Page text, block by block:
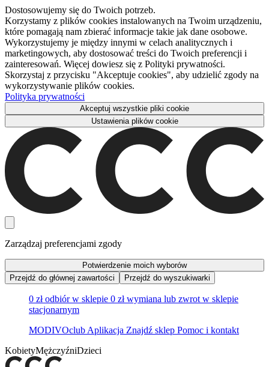
Dostosowujemy się do Twoich potrzeb.
Korzystamy z plików cookies instalowanych na Twoim urządzeniu,
które pomagają nam zbierać informacje takie jak dane osobowe.
Wykorzystujemy je między innymi w celach analitycznych i
marketingowych, aby dostosować treści do Twoich preferencji i
zainteresowań. Więcej dowiesz się z Polityki prywatności.
Skorzystaj z przycisku "Akceptuje cookies", aby udzielić zgody na
wykorzystywanie plików cookies.
Polityka prywatności
Akceptuj wszystkie pliki cookie
Ustawienia plików cookie
Zarządzaj preferencjami zgody
Potwierdzenie moich wyborów
Przejdź do głównej zawartości
Przejdź do wyszukiwarki
0 zł odbiór w sklepie 0 zł wymiana lub zwrot w sklepie
stacjonarnym
MODIVOclub Aplikacja Znajdź sklep Pomoc i kontakt
KobietyMężczyźniDzieci